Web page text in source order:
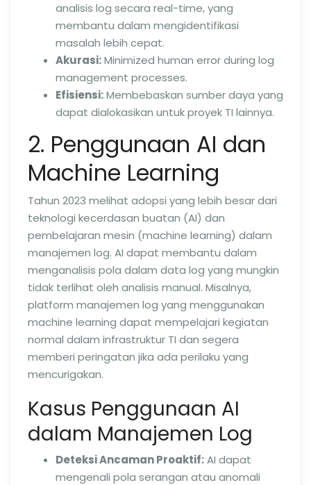
analisis log secara real-time, yang
membantu dalam mengidentifikasi
masalah lebih cepat.
Akurasi:Minimized human error during log
management processes.
Efisiensi:Membebaskan sumber daya yang
dapat dialokasikan untuk proyek TI lainnya.
2. Penggunaan AI dan
Machine Learning
Tahun 2023 melihat adopsi yang lebih besar dari
teknologi kecerdasan buatan (AI) dan
pembelajaran mesin (machine learning) dalam
manajemen log. AI dapat membantu dalam
menganalisis pola dalam data log yang mungkin
tidak terlihat oleh analisis manual. Misalnya,
platform manajemen log yang menggunakan
machine learning dapat mempelajari kegiatan
normal dalam infrastruktur TI dan segera
memberi peringatan jika ada perilaku yang
mencurigakan.
Kasus Penggunaan AI
dalam Manajemen Log
Deteksi Ancaman Proaktif:AI dapat
mengenali pola serangan atau anomali